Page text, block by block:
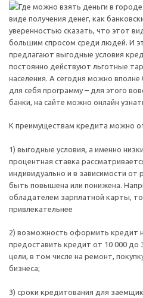
виде получения денег, как
уверенностью сказать, что этот
большим спросом среди людей. И
предлагают выгодные условия
постоянно действуют льготные
населения. А сегодня можно
для себя программу – для этого
банки, на сайте можно онлайн
К преимуществам кредита можно
1) выгодные условия, а именно
процентная ставка
индивидуально и в зависимости
быть повышена или понижена.
обладателем зарплатной карты, то
привлекательнее
2) возможность оформить кредит
предоставить кредит от 10 000 до
цели, в том числе на ремонт,
бизнеса;
3) сроки кредитования для